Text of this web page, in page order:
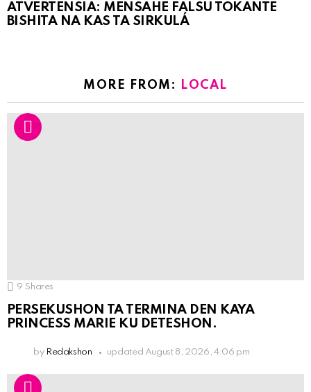
ATVERTENSIA: MENSAHE FALSU TOKANTE
BISHITA NA KAS TA SIRKULÁ
MORE FROM: LOCAL
9 Shares
PERSEKUSHON TA TERMINA DEN KAYA
PRINCESS MARIE KU DETESHON.
by Redakshon updated August 8, 2026, 4:06 pm